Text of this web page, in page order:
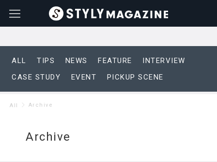
ALL TIPS NEWS FEATURE
INTERVIEW
CASE STUDY
EVENT PICKUP SCENE
All Archive
Archive